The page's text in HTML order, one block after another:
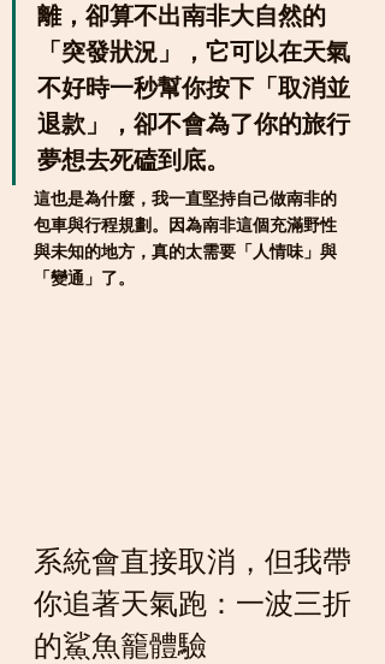
離，卻算不出南非大自然的
「突發狀況」，它可以在天氣
不好時一秒幫你按下「取消並
退款」，卻不會為了你的旅行
夢想去死磕到底。
這也是為什麼，我一直堅持自己做南非的
包車與行程規劃。因為南非這個充滿野性
與未知的地方，真的太需要「人情味」與
「變通」了。
系統會直接取消，但我帶
你追著天氣跑：一波三折
的鯊魚籠體驗